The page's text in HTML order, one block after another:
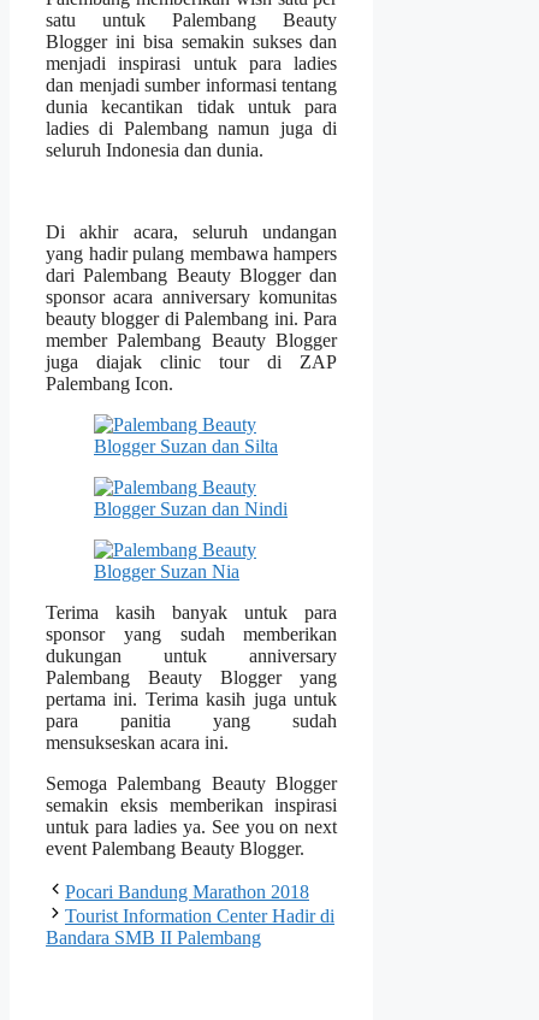
satu untuk Palembang Beauty
Blogger ini bisa semakin sukses dan
menjadi inspirasi untuk para ladies
dan menjadi sumber informasi tentang
dunia kecantikan tidak untuk para
ladies di Palembang namun juga di
seluruh Indonesia dan dunia.
Di akhir acara, seluruh undangan
yang hadir pulang membawa hampers
dari Palembang Beauty Blogger dan
sponsor acara anniversary komunitas
beauty blogger di Palembang ini. Para
member Palembang Beauty Blogger
juga diajak clinic tour di ZAP
Palembang Icon.
Terima kasih banyak untuk para
sponsor yang sudah memberikan
dukungan untuk anniversary
Palembang Beauty Blogger yang
pertama ini. Terima kasih juga untuk
para panitia yang sudah
mensukseskan acara ini.
Semoga Palembang Beauty Blogger
semakin eksis memberikan inspirasi
untuk para ladies ya. See you on next
event Palembang Beauty Blogger.
Pocari Bandung Marathon 2018
Tourist Information Center Hadir di
Bandara SMB II Palembang